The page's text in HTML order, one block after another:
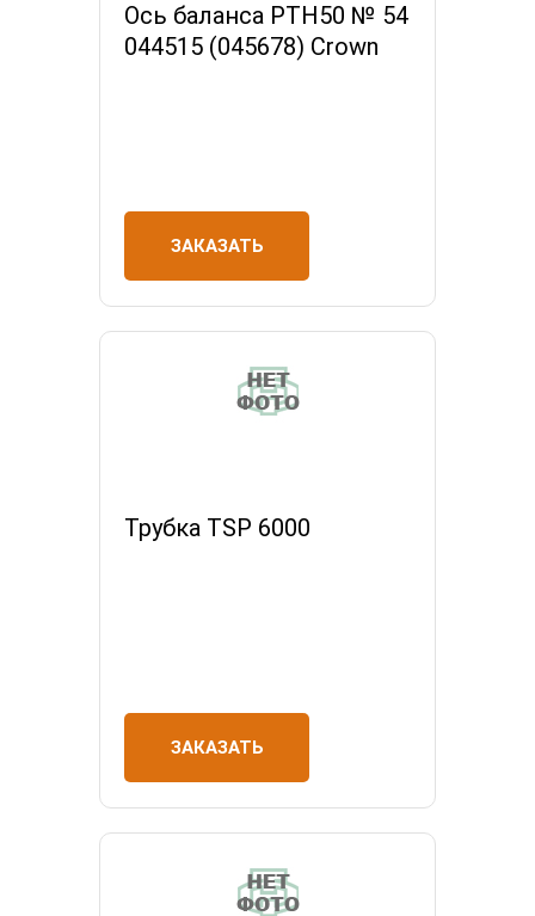
Ось баланса РТН50 № 54
044515 (045678) Crown
ЗАКАЗАТЬ
Трубка TSP 6000
ЗАКАЗАТЬ